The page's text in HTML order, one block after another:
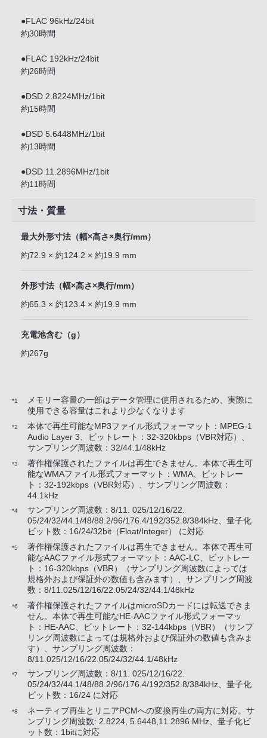
●FLAC 96kHz/24bit
約30時間
●FLAC 192kHz/24bit
約26時間
●DSD 2.8224MHz/1bit
約15時間
●DSD 5.6448MHz/1bit
約13時間
●DSD 11.2896MHz/1bit
約11時間
寸法・質量
最大外形寸法（幅×高さ×奥行/mm）
約72.9 × 約124.2 × 約19.9 mm
外形寸法（幅×高さ×奥行/mm）
約65.3 × 約123.4 × 約19.9 mm
充電池含む（g）
約267g
*1
メモリー容量の一部はデータ管理に使用されるため、実際に
使用できる容量はこれより少なくなります
*2
本体で再生可能なMP3ファイル形式フォーマット：MPEG-1
Audio Layer 3、ビットレート：32-320kbps（VBR対応）、
サンプリング周波数：32/44.1/48kHz
*3
著作権保護されたファイルは再生できません。本体で再生可
能なWMAファイル形式フォーマット：WMA、ビットレー
ト：32-192kbps（VBR対応）、サンプリング周波数：
44.1kHz
*4
サンプリング周波数：8/11. 025/12/16/22.
05/24/32/44.1/48/88.2/96/176.4/192/352.8/384kHz、量子化
ビット数：16/24/32bit（Float/Integer） に対応
*5
著作権保護されたファイルは再生できません。本体で再生可
能なAACファイル形式フォーマット：AAC-LC、ビットレー
ト：16-320kbps（VBR）（サンプリング周波数によっては
規格外および保証外の数値も含みます）、サンプリング周波
数：8/11.025/12/16/22.05/24/32/44.1/48kHz
*6
著作権保護されたファイルはmicroSDカードには転送できま
せん。本体で再生可能なHE-AACファイル形式フォーマッ
ト：HE-AAC、ビットレート：32-144kbps（VBR）（サンプ
リング周波数によっては規格外および保証外の数値も含みま
す）、サンプリング周波数：
8/11.025/12/16/22.05/24/32/44.1/48kHz
*7
サンプリング周波数：8/11. 025/12/16/22.
05/24/32/44.1/48/88.2/96/176.4/192/352.8/384kHz、量子化
ビット数：16/24 に対応
*8
ネーティブ再生とリニアPCMへの変換再生の両方に対応。サ
ンプリング周波数: 2.8224, 5.6448,11.2896 MHz、量子化ビ
ット数：1bitに対応